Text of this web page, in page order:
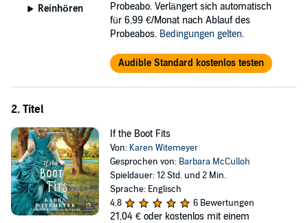
With a promotion hanging in the balance, Titus is assigned to
investigate a robbery case tied to Penelope's acting troupe. The
evidence points to her guilt, but Titus's heart divines a different truth
An enchanting Western take on the classic Snow White fairy tale,
Fairest of Heart will sweep you away from once upon a time to
Reinhören
Probeabo. Verlängert sich automatisch
für 6,99 €/Monat nach Ablauf des
Probeabos. Bedingungen gelten.
Audible Standard kostenlos testen
2. Titel
If the Boot Fits
Von: Karen Witemeyer
Gesprochen von: Barbara McCulloh
Spieldauer: 12 Std. und 2 Min.
Sprache: Englisch
4,8
6 Bewertungen
21,04 € oder kostenlos mit einem